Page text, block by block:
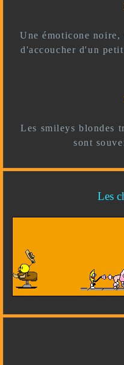
Une émoticone
d'accoucher d'un
Les smileys blondes
sont
Les